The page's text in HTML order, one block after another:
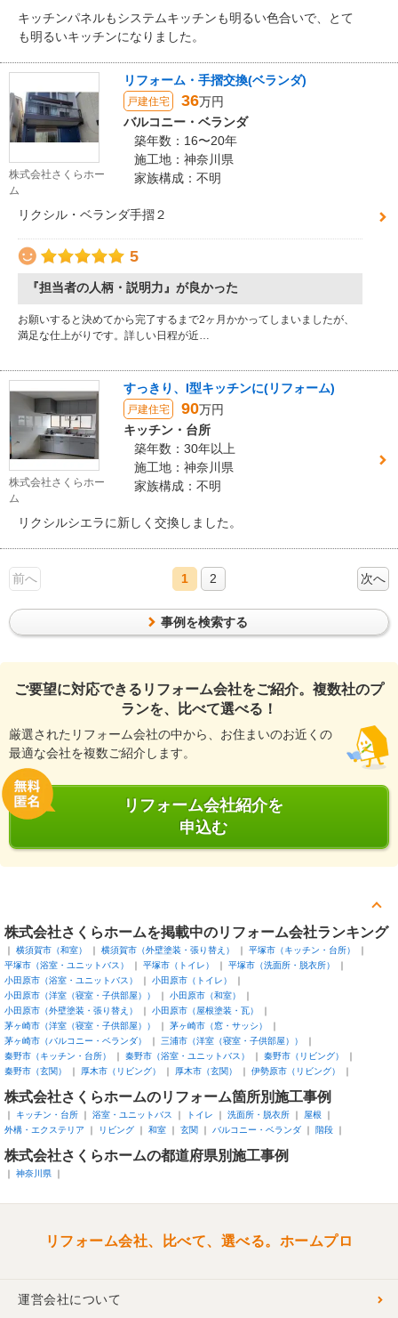
キッチンパネルもシステムキッチンも明るい色合いで、とて
も明るいキッチンになりました。
株式会社さくらホー
ム
リフォーム・手摺交換(ベランダ)
戸建住宅 36万円
バルコニー・ベランダ
築年数：16〜20年
施工地：神奈川県
家族構成：不明
リクシル・ベランダ手摺２
5
『担当者の人柄・説明力』が良かった
お願いすると決めてから完了するまで2ヶ月かかってしまいましたが、
満足な仕上がりです。詳しい日程が近…
株式会社さくらホー
ム
すっきり、I型キッチンに(リフォーム)
戸建住宅 90万円
キッチン・台所
築年数：30年以上
施工地：神奈川県
家族構成：不明
リクシルシエラに新しく交換しました。
前へ 1 2 次へ
事例を検索する
ご要望に対応できるリフォーム会社をご紹介。複数社のプ
ランを、比べて選べる！
厳選されたリフォーム会社の中から、お住まいのお近くの
最適な会社を複数ご紹介します。
リフォーム会社紹介を
申込む
株式会社さくらホームを掲載中のリフォーム会社ランキング
横須賀市（和室） 横須賀市（外壁塗装・張り替え）
平塚市（キッチン・台所）
平塚市（浴室・ユニットバス）
平塚市（トイレ）
平塚市（洗面所・脱衣所）
小田原市（浴室・ユニットバス）
小田原市（トイレ）
小田原市（洋室（寝室・子供部屋））
小田原市（和室）
小田原市（外壁塗装・張り替え）
小田原市（屋根塗装・瓦）
茅ヶ崎市（洋室（寝室・子供部屋））
茅ヶ崎市（窓・サッシ）
茅ヶ崎市（バルコニー・ベランダ）
三浦市（洋室（寝室・子供部屋））
秦野市（キッチン・台所）
秦野市（浴室・ユニットバス）
秦野市（リビング）
秦野市（玄関）
厚木市（リビング） 厚木市（玄関） 伊勢原市（リビング）
株式会社さくらホームのリフォーム箇所別施工事例
キッチン・台所 浴室・ユニットバス トイレ 洗面所・脱衣所
屋根
外構・エクステリア
リビング 和室 玄関 バルコニー・ベランダ 階段
株式会社さくらホームの都道府県別施工事例
神奈川県
リフォーム会社、比べて、選べる。ホームプロ
運営会社について